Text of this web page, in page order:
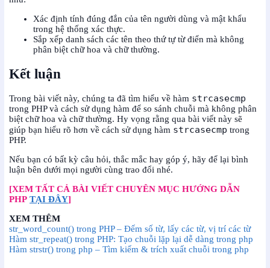
Xác định tính đúng đắn của tên người dùng và mật khẩu
trong hệ thống xác thực.
Sắp xếp danh sách các tên theo thứ tự từ điển mà không
phân biệt chữ hoa và chữ thường.
Kết luận
Trong bài viết này, chúng ta đã tìm hiểu về hàm strcasecmp
trong PHP và cách sử dụng hàm để so sánh chuỗi mà không phân
biệt chữ hoa và chữ thường. Hy vọng rằng qua bài viết này sẽ
giúp bạn hiểu rõ hơn về cách sử dụng hàm strcasecmp trong
PHP.
Nếu bạn có bất kỳ câu hỏi, thắc mắc hay góp ý, hãy để lại bình
luận bên dưới mọi người cùng trao đổi nhé.
[XEM TẤT CẢ BÀI VIẾT CHUYÊN MỤC HƯỚNG DẪN
PHP TẠI ĐÂY]
XEM THÊM
str_word_count() trong PHP – Đếm số từ, lấy các từ, vị trí các từ
Hàm str_repeat() trong PHP: Tạo chuỗi lặp lại dễ dàng trong php
Hàm strstr() trong php – Tìm kiếm & trích xuất chuỗi trong php